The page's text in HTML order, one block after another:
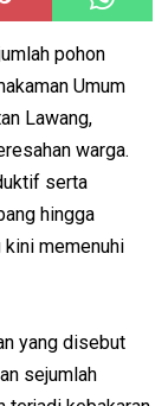
pohon
Umum
Lawang,
warga.
serta
hingga
kini memenuhi
yang disebut
sejumlah